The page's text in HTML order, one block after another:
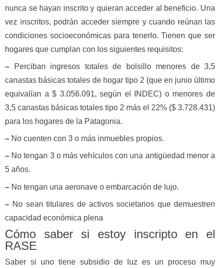
nunca se hayan inscrito y quieran acceder al beneficio. Una
vez inscritos, podrán acceder siempre y cuando reúnan las
condiciones socioeconómicas para tenerlo. Tienen que ser
hogares que cumplan con los siguientes requisitos:
–
Perciban ingresos totales de bolsillo menores de 3,5
canastas básicas totales de hogar tipo 2 (que en junio último
equivalían a $ 3.056.091, según el INDEC) o menores de
3,5 canastas básicas totales tipo 2 más el 22% ($ 3.728.431)
para los hogares de la Patagonia.
– No cuenten con 3 o más inmuebles propios.
– No tengan 3 o más vehículos con una antigüedad menor a
5 años.
– No tengan una aeronave o embarcación de lujo.
– No sean titulares de activos societarios que demuestren
capacidad económica plena
Cómo saber si estoy inscripto en el
RASE
Saber si uno tiene subsidio de luz es un proceso muy